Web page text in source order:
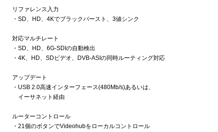
リファレンス入力
・SD、HD、4Kでブラックバースト、3値シンク
対応マルチレート
・SD、HD、6G-SDIの自動検出
・4K、HD、SDビデオ、DVB-ASIの同時ルーティング対応
アップデート
・USB 2.0高速インターフェース(480Mb/s)あるいは、
イーサネット経由
ルーターコントロール
・21個のボタンでVideohubをローカルコントロール